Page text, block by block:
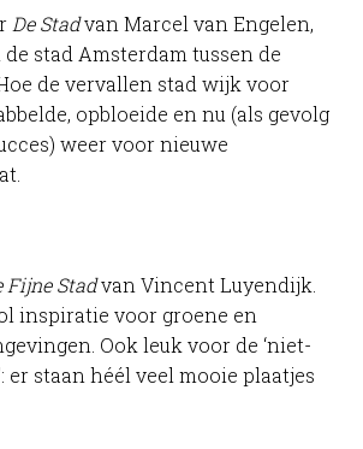
De Stadvan Marcel van Engelen,
stad Amsterdam tussen de
de vervallen stad wijk voor
opbloeide en nu (als gevolg
weer voor nieuwe
Fijne Stadvan Vincent Luyendijk.
inspiratie voor groene en
Ook leuk voor de ‘niet-
er staan héél veel mooie plaatjes